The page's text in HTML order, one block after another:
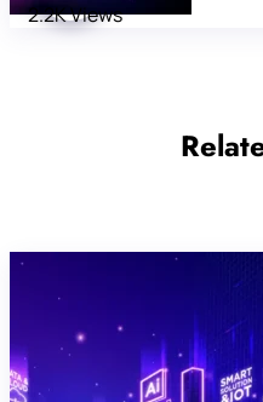
2.2K Views